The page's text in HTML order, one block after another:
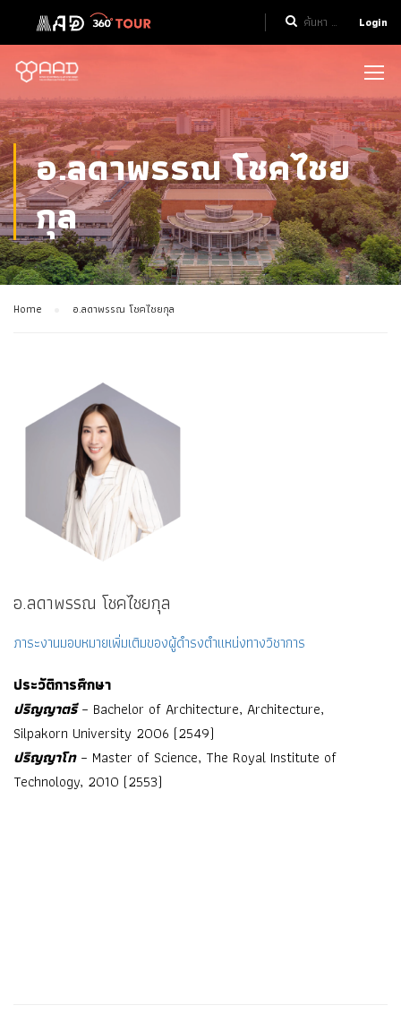
Login
อ.ลดาพรรณ โชคไชย
กุล
Home อ.ลดาพรรณ โชคไชยกุล
อ.ลดาพรรณ โชคไชยกุล
ภาระงานมอบหมายเพิ่มเติมของผู้ดำรงตำแหน่งทางวิชาการ
ประวัติการศึกษา
ปริญญาตรี– Bachelor of Architecture, Architecture,
Silpakorn University 2006 (2549)
ปริญญาโท– Master of Science, The Royal Institute of
Technology, 2010 (2553)